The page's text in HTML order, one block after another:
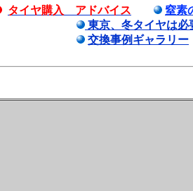
タイヤ購入 アドバイス
窒素
東京、冬タイヤは必
交換事例ギャラリー